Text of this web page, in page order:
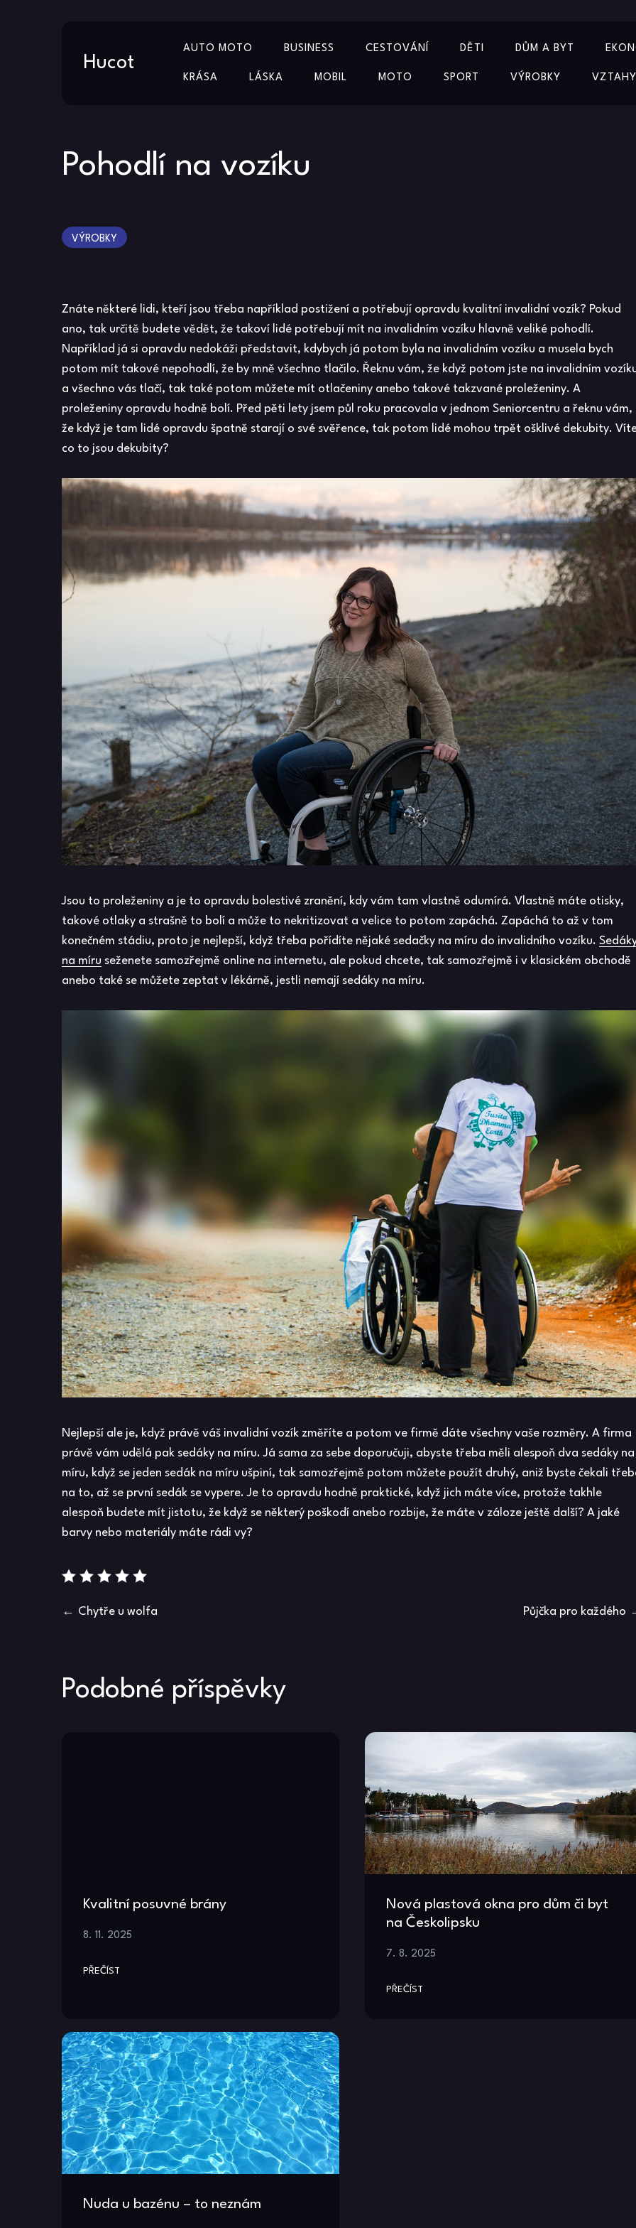
Hucot
AUTO MOTO BUSINESS CESTOVÁNÍ DĚTI DŮM A BYT
KRÁSA LÁSKA MOBIL MOTO SPORT VÝROBKY VZTAHY
Pohodlí na vozíku
VÝROBKY
Znáte některé lidi, kteří jsou třeba například postižení a potřebují opravdu kvalitní invalidní vozík? Pokud
ano, tak určitě budete vědět, že takoví lidé potřebují mít na invalidním vozíku hlavně veliké pohodlí.
Například já si opravdu nedokáži představit, kdybych já potom byla na invalidním vozíku a musela bych
potom mít takové nepohodlí, že by mně všechno tlačilo. Řeknu vám, že když potom jste na invalidním
a všechno vás tlačí, tak také potom můžete mít otlačeniny anebo takové takzvané proleženiny. A
proleženiny opravdu hodně bolí. Před pěti lety jsem půl roku pracovala v jednom Seniorcentru a řeknu vám,
že když je tam lidé opravdu špatně starají o své svěřence, tak potom lidé mohou trpět ošklivé dekubity.
co to jsou dekubity?
Jsou to proleženiny a je to opravdu bolestivé zranění, kdy vám tam vlastně odumírá. Vlastně máte otisky,
takové otlaky a strašně to bolí a může to nekritizovat a velice to potom zapáchá. Zapáchá to až v tom
konečném stádiu, proto je nejlepší, když třeba pořídíte nějaké sedačky na míru do invalidního vozíku.
na míru seženete samozřejmě online na internetu, ale pokud chcete, tak samozřejmě i v klasickém obchodě
anebo také se můžete zeptat v lékárně, jestli nemají sedáky na míru.
Nejlepší ale je, když právě váš invalidní vozík změříte a potom ve firmě dáte všechny vaše rozměry. A firma
právě vám udělá pak sedáky na míru. Já sama za sebe doporučuji, abyste třeba měli alespoň dva sedáky na
míru, když se jeden sedák na míru ušpiní, tak samozřejmě potom můžete použít druhý, aniž byste čekali
na to, až se první sedák se vypere. Je to opravdu hodně praktické, když jich máte více, protože takhle
alespoň budete mít jistotu, že když se některý poškodí anebo rozbije, že máte v záloze ještě další? A jaké
barvy nebo materiály máte rádi vy?
Navigace
příspěvek
Chytře u wolfa Půjčka pro každého
Podobné příspěvky
Kvalitní posuvné brány
8. 11. 2025
PŘEČÍST
Nová plastová okna pro dům či byt
na Českolipsku
7. 8. 2025
PŘEČÍST
Nuda u bazénu – to neznám